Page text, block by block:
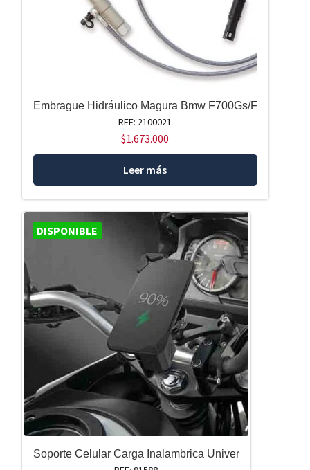
Embrague Hidráulico Magura Bmw F700Gs/F
REF: 2100021
$1.673.000
Leer más
DISPONIBLE
Soporte Celular Carga Inalambrica Univer